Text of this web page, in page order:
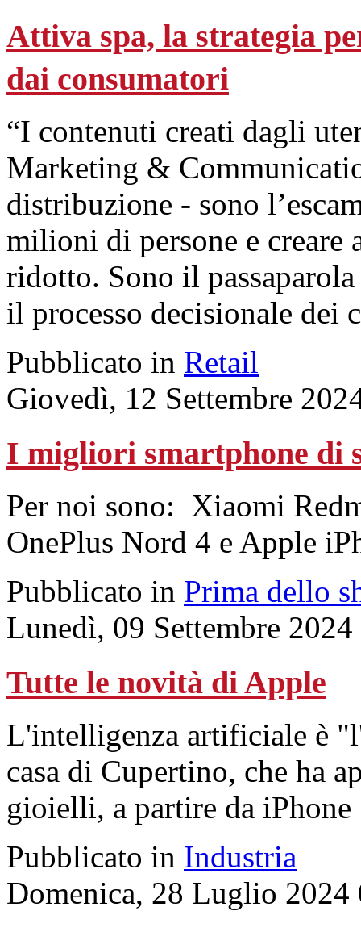
Attiva spa, la strategia
dai consumatori
“I contenuti creati dagli
Marketing &
distribuzione - sono
milioni di persone e creare
ridotto. Sono il
il processo decisionale dei
Pubblicato in Retail
Giovedì, 12 Settembre
I migliori smartphone di
Per noi sono: Xiaomi
OnePlus Nord 4 e Apple
Pubblicato in Prima dello
Lunedì, 09 Settembre
Tutte le novità di Apple
L'intelligenza artificiale è
casa di Cupertino, che ha
gioielli, a partire da iPhone
Pubblicato in Industria
Domenica, 28 Luglio 2024